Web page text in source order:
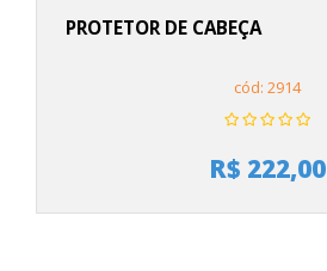
PROTETOR DE CABEÇA
cód: 2914
R$ 222,00